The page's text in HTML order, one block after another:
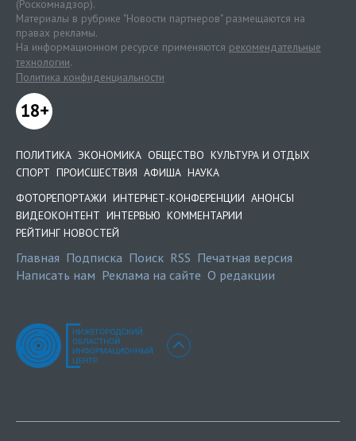
(Роскомнадзор).
Материалы в рубрике "Новости партнеров" размещаются на
правах рекламы.
На информационном ресурсе применяются рекомендательные
технологии.
Политика конфиденциальности
18+
ПОЛИТИКА ЭКОНОМИКА ОБЩЕСТВО КУЛЬТУРА И ОТДЫХ
СПОРТ ПРОИСШЕСТВИЯ АФИША НАУКА
ФОТОРЕПОРТАЖИ ИНТЕРНЕТ-КОНФЕРЕНЦИИ АНОНСЫ
ВИДЕОКОНТЕНТ ИНТЕРВЬЮ КОММЕНТАРИИ
РЕЙТИНГ НОВОСТЕЙ
Главная Подписка Поиск RSS Печатная версия
Написать нам Реклама на сайте О редакции